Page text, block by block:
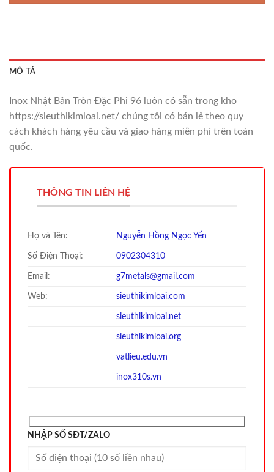
MÔ TẢ
Inox Nhật Bản Tròn Đặc Phi 96 luôn có sẵn trong kho
https://sieuthikimloai.net/ chúng tôi có bán lẻ theo quy
cách khách hàng yêu cầu và giao hàng miễn phí trên toàn
quốc.
THÔNG TIN LIÊN HỆ
Họ và Tên: Nguyễn Hồng Ngọc Yến
Số Điện Thoại: 0902304310
Email: g7metals@gmail.com
Web: sieuthikimloai.com
sieuthikimloai.net
sieuthikimloai.org
vatlieu.edu.vn
inox310s.vn
NHẬP SỐ SĐT/ZALO